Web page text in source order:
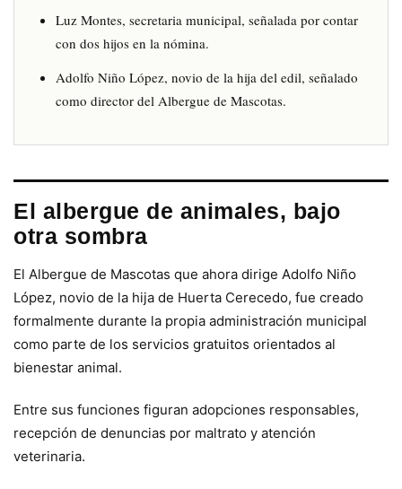
Luz Montes, secretaria municipal, señalada por contar
con dos hijos en la nómina.
Adolfo Niño López, novio de la hija del edil, señalado
como director del Albergue de Mascotas.
El albergue de animales, bajo
otra sombra
El Albergue de Mascotas que ahora dirige Adolfo Niño
López, novio de la hija de Huerta Cerecedo, fue creado
formalmente durante la propia administración municipal
como parte de los servicios gratuitos orientados al
bienestar animal.
Entre sus funciones figuran adopciones responsables,
recepción de denuncias por maltrato y atención
veterinaria.